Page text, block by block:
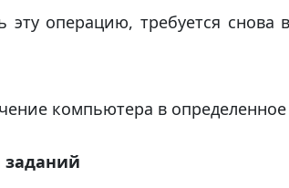
эту операцию, требуется снова
компьютера в